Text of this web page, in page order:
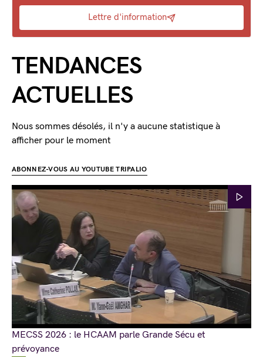
Lettre d'information
TENDANCES
ACTUELLES
Nous sommes désolés, il n'y a aucune statistique à
afficher pour le moment
ABONNEZ-VOUS AU YOUTUBE TRIPALIO
MECSS 2026 : le HCAAM parle Grande Sécu et
prévoyance